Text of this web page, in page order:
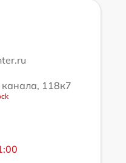
118к7